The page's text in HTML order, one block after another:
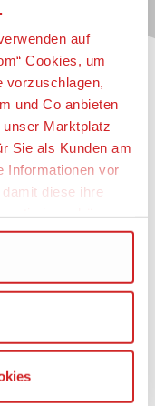
auf
Cookies, um
vorzuschlagen,
und Co anbieten
Marktplatz
Sie als Kunden am
Informationen vor
diese ihre
um weitere
werden ein Teil
USA übertragen.
einem
und
Neuheiten,
Exklusivartikel
als erster